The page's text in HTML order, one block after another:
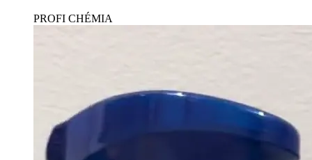
PROFI CHÉMIA